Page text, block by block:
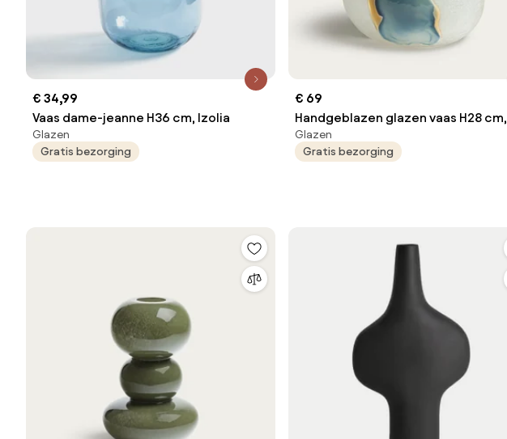
€ 34,99
Vaas dame-jeanne H36 cm, Izolia
Glazen
Gratis bezorging
€ 69
Handgeblazen glazen vaas H28 cm,
Laga
Glazen
Gratis bezorging